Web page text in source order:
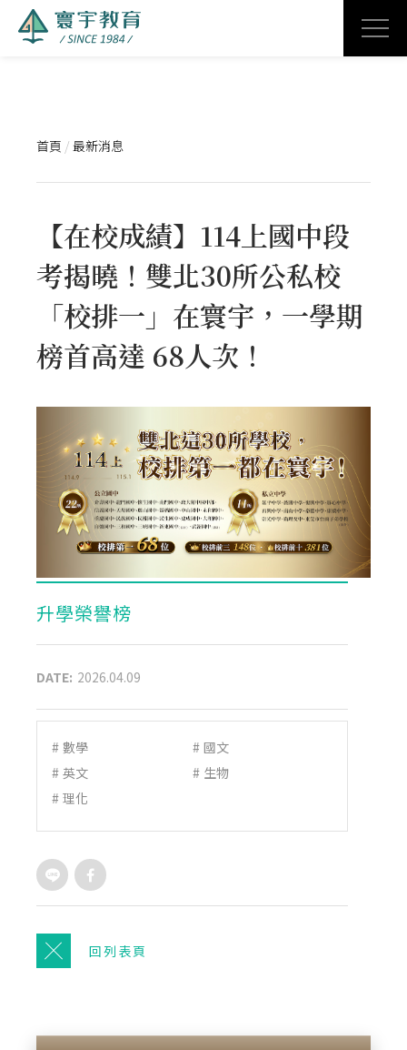
首頁 / 最新消息
【在校成績】114上國中段
考揭曉！雙北30所公私校
「校排一」在寰宇，一學期
榜首高達 68人次！
升學榮譽榜
DATE: 2026.04.09
# 數學 # 國文
# 英文 # 生物
# 理化
回列表頁